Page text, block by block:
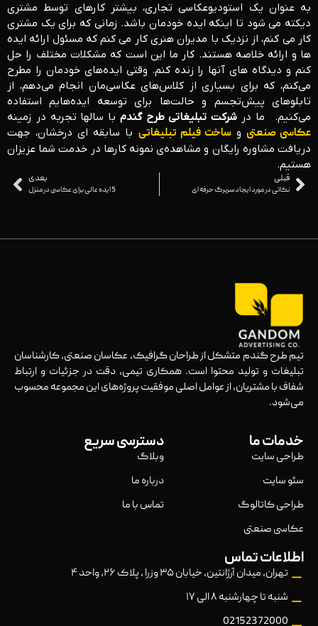
به عنوان یک استودیوعکاسی تجاری، بیشتر کارهای توسط مشتری
دیکته می شود تا اینکه ایده خودمان باشد. زمانی که برای یک مشتری
کار می کنم، از نزدیک با مدیران هنری کار می کنم که مسئول ارائه ایده
ها و ارائه خلاصه هستند. کار ما این است که مشکلات مختلف را حل
کنم و دیدگاه های آنها را زنده کنم. وقتی ایده‌های خودمان را مطرح
می‌کنم، که برای بسیاری از کلاس‌های عکاسی‌مان انجام می‌دهم، از
تابلوهای پیش‌تجسم و حالت‌ها برای توسعه ایده‌هایم استفاده
می‌کنیم. ما در شرکت تبلیغاتی طرح گندم با سالها تجربه در زمینه
عکاسی صنعتی وساخت فیلم تبلیغاتی با سابقه ای درخشان، جهت
دریافت مشاوره رایگان و مشاهده‌ی نمونه کارها در خدمت شما عزیزان
هستیم.
قبلی
نکاتی در مورد ایجاد سربرگ حرفه ای
بعدی
5 ایده عالی برای عکاسی در منزل
تیم طرح گندم متشکل از طراحان گرافیک، عکاسان صنعتی، کارشناسان
تبلیغات و تولید محتوا است. همکاری تیمی، دقت در جزئیات و ارتباط
شفاف با مشتریان، از عوامل اصلی موفقیت پروژه‌های این مجموعه محسوب
می‌شود.
خدمات ما
طراحی سایت
سئو سایت
طراحی کاتالوگ
عکاسی صنعتی
دسترسی سریع
وبلاگ
درباره ما
تماس با ما
اطلاعات تماس
تهران، میدان آرژانتین، خیابان ۳۵ وزرا ، پلاک ۲۶، واحد ۴
شنبه تا چهارشنبه ۸ الی ۱۷
02152372000